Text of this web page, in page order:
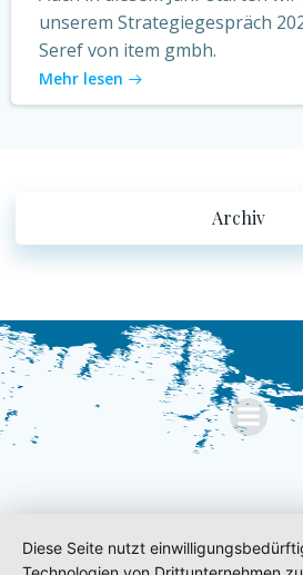
unserem Strategiegespräch
Seref von item gmbh.
Mehr lesen
Archiv
Diese Seite nutzt